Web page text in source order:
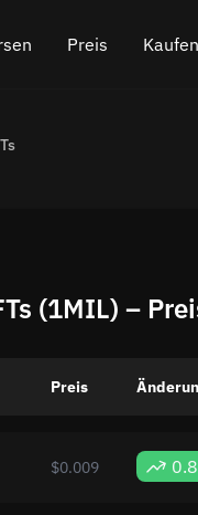
An USDT
An BTC
An XMR
Preis
(1MIL) –
Preis
$0.009